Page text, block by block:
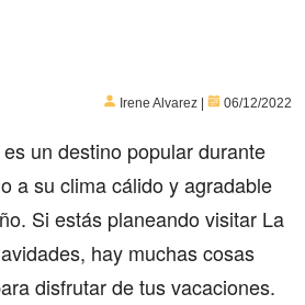
Irene Alvarez | 06/12/2022
un destino popular durante
a su clima cálido y agradable
Si estás planeando visitar La
hay muchas cosas
disfrutar de tus vacaciones.